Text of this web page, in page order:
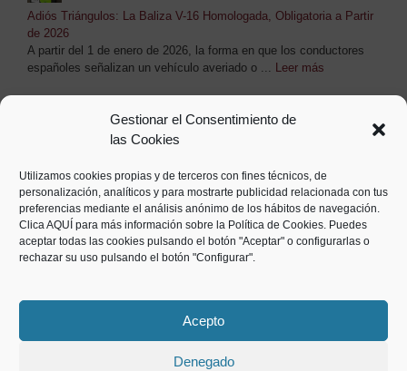
Gestionar el Consentimiento de
las Cookies
Utilizamos cookies propias y de terceros con fines técnicos, de
personalización, analíticos y para mostrarte publicidad relacionada con tus
preferencias mediante el análisis anónimo de los hábitos de navegación.
ClicaAQUÍ para más información sobre la Política de Cookies. Puedes
aceptar todas las cookies pulsando el botón "Aceptar" o configurarlas o
rechazar su uso pulsando el botón "Configurar".
Acepto
Denegado
Adiós Triángulos: La Baliza V-16 Homologada, Obligatoria a Partir
de 2026
A partir del 1 de enero de 2026, la forma en que los conductores
españoles señalizan un vehículo averiado o ... Leer más
Bricolaje calzado de seguridad cambiar
goma gas butano Campaña de la Aceituna Capazos de goma Casa de
Vacaciones cascos Combustible Stihl Estufas de Pellet gafas de protección
Goma gas butano Guardallaves Herramientas Jardineria
Limpieza de
chimeneas Limpieza de estufas Lubricantes Stihl Luces de Emergencia
ropa de trabajo